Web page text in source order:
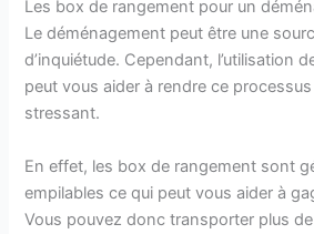
Les box de rangement pour un
Le déménagement peut être une
d’inquiétude. Cependant, l’utilisation
peut vous aider à rendre ce
stressant.
En effet, les box de rangement sont
empilables ce qui peut vous aider à
Vous pouvez donc transporter plus